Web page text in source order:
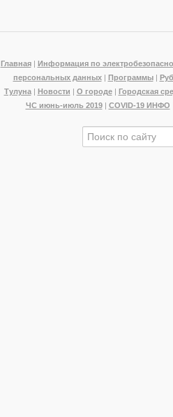
Главная| Информация по
персональных данных| Программы|
Тулуна| Новости | О городе| Городская
ЧС июнь-июль 2019| COVID-19 ИНФО